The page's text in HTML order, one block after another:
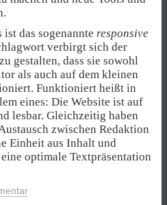
das sogenannte responsive
verbirgt sich der
gestalten, dass sie sowohl
als auch auf dem kleinen
Funktioniert heißt in
eines: Die Website ist auf
lesbar. Gleichzeitig haben
zwischen Redaktion
Einheit aus Inhalt und
optimale Textpräsentation